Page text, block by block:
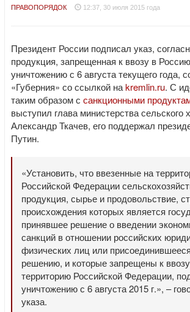
ПРАВОПОРЯДОК 12:37, 30 июля 2015 года
Президент России подписал указ,
продукция, запрещенная к ввозу в
уничтожению с 6 августа текущего года,
«Губерния» со ссылкой наkremlin.ru. С
таким образом с санкционными
выступил глава министерства сельского
Александр Ткачев, его поддержал
Путин.
«Установить, что ввезенные на
Российской Федерации
продукция, сырье и продовольствие,
происхождения которых является
принявшее решение о введении
санкций в отношении российских
физических лиц или
решению, и которые запрещены к
территорию Российской Федерации,
уничтожению с 6 августа 2015 г.», –
указа.